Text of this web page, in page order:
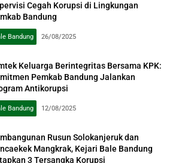
Cegah Korupsi di Lingkungan
Bandung
Bandung 26/08/2025
Keluarga Berintegritas Bersama KPK:
Pemkab Bandung Jalankan
Antikorupsi
Bandung 12/08/2025
Rusun Solokanjeruk dan
Mangkrak, Kejari Bale Bandung
3 Tersangka Korupsi